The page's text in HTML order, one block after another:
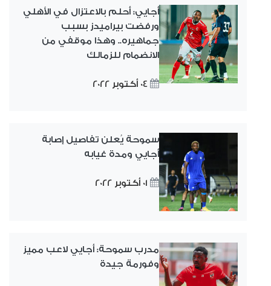
أجايي: أحلم بالاعتزال في الأهلي
ورفضت بيراميدز بسبب
جماهيره.. وهذا موقفي من
الانضمام للزمالك
04 أكتوبر 2022
سموحة يُعلن تفاصيل إصابة
أجايي ومدة غيابه
01 أكتوبر 2022
مدرب سموحة: أجايي لاعب مميز
وفورمة جيدة